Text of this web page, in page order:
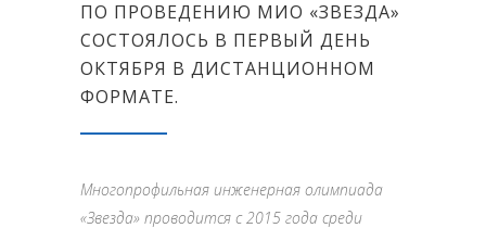
ПО ПРОВЕДЕНИЮ МИО «ЗВЕЗДА»
СОСТОЯЛОСЬ В ПЕРВЫЙ ДЕНЬ
ОКТЯБРЯ В ДИСТАНЦИОННОМ
ФОРМАТЕ.
Многопрофильная инженерная олимпиада
«Звезда» проводится с 2015 года среди